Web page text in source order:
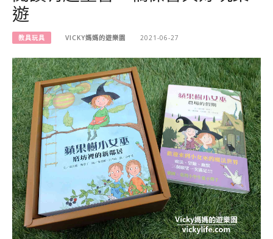
遊
教具玩具 VICKY媽媽的遊樂園 2021-06-27